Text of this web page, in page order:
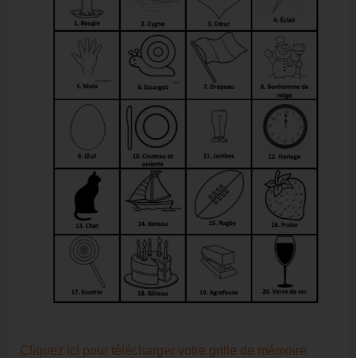
Cliquez ici pour télécharger votre grille de mémoire